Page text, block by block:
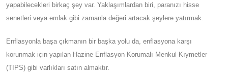
yapabilecekleri birkaç şey var. Yaklaşımlardan biri, paranızı hisse
senetleri veya emlak gibi zamanla değeri artacak şeylere yatırmak.
Enflasyonla başa çıkmanın bir başka yolu da, enflasyona karşı
korunmak için yapılan Hazine Enflasyon Korumalı Menkul Kıymetler
(TIPS) gibi varlıkları satın almaktır.